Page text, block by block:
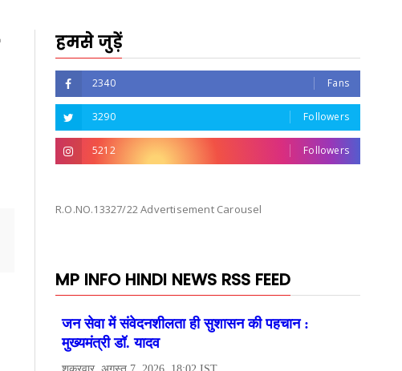
हमसे जुड़ें
2340 Fans
3290 Followers
5212 Followers
R.O.NO.13327/22 Advertisement Carousel
MP INFO HINDI NEWS RSS FEED